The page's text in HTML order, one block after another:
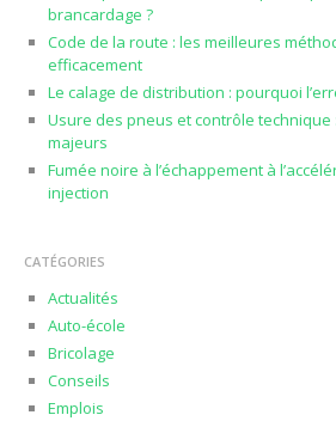
brancardage ?
Code de la route : les meilleures
efficacement
Le calage de distribution : pourquoi
Usure des pneus et contrôle technique
majeurs
Fumée noire à l’échappement à
injection
CATÉGORIES
Actualités
Auto-école
Bricolage
Conseils
Emplois